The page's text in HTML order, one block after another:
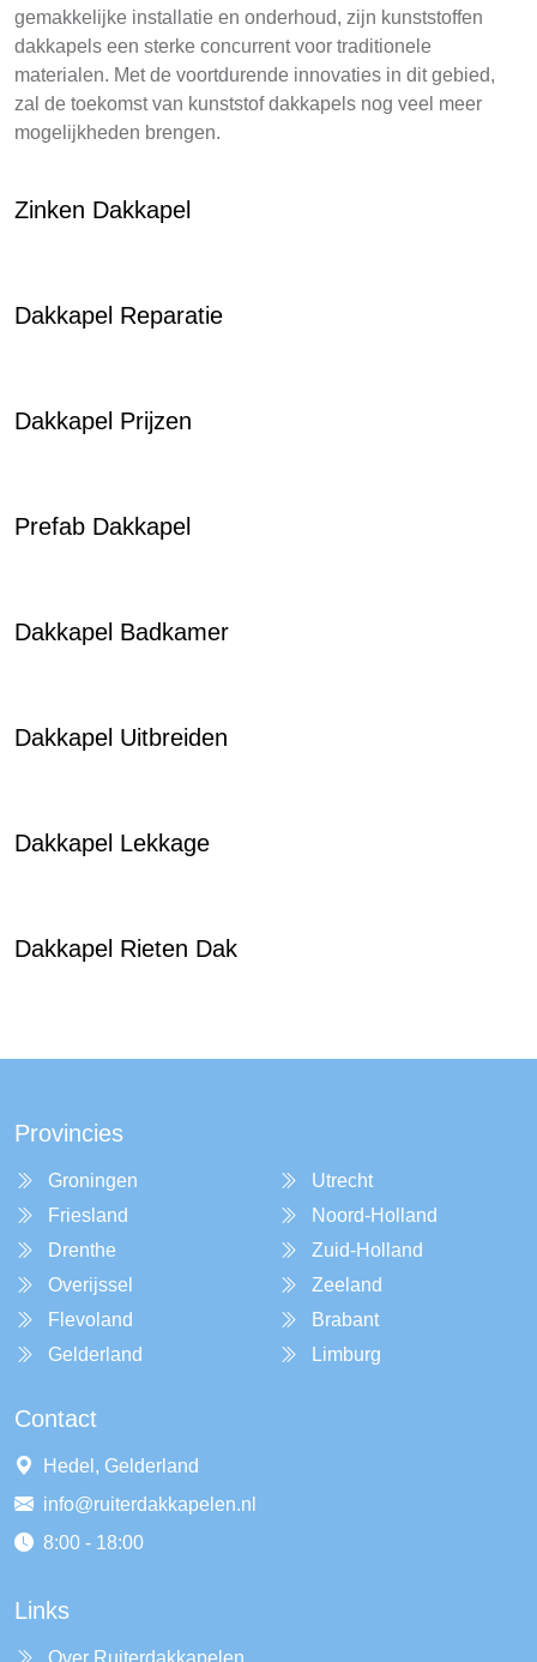
gemakkelijke installatie en onderhoud, zijn kunststoffen
dakkapels een sterke concurrent voor traditionele
materialen. Met de voortdurende innovaties in dit gebied,
zal de toekomst van kunststof dakkapels nog veel meer
mogelijkheden brengen.
Zinken Dakkapel
Dakkapel Reparatie
Dakkapel Prijzen
Prefab Dakkapel
Dakkapel Badkamer
Dakkapel Uitbreiden
Dakkapel Lekkage
Dakkapel Rieten Dak
Provincies
Groningen
Friesland
Drenthe
Overijssel
Flevoland
Gelderland
Utrecht
Noord-Holland
Zuid-Holland
Zeeland
Brabant
Limburg
Contact
Hedel, Gelderland
info@ruiterdakkapelen.nl
8:00 - 18:00
Links
Over Ruiterdakkapelen